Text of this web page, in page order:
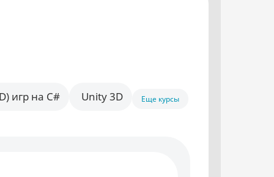
игр на C# Unity 3D Еще курсы